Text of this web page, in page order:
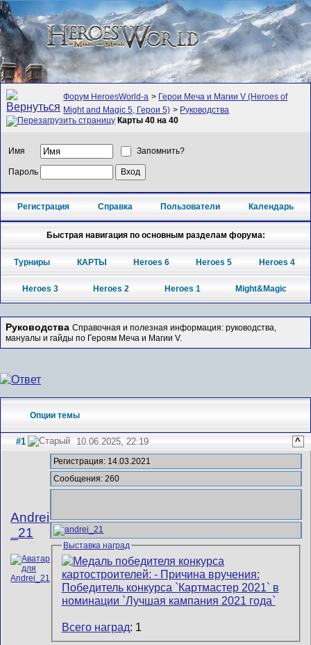
Форум HeroesWorld-а > Герои Меча и Магии V (Heroes of
Might and Magic 5, Герои 5) > Руководства
Карты 40 на 40
Имя Запомнить?
Пароль
Регистрация Справка Пользователи Календарь
Быстрая навигация по основным разделам форума:
Турниры КАРТЫ Heroes 6 Heroes 5 Heroes 4
Heroes 3 Heroes 2 Heroes 1 Might&Magic
Руководства Справочная и полезная информация: руководства,
мануалы и гайды по Героям Меча и Магии V.
Опции темы
#1 10.06.2025, 22:19 ^
Andrei
_21
Регистрация: 14.03.2021
Сообщения: 260
Выставка наград
Всего наград: 1